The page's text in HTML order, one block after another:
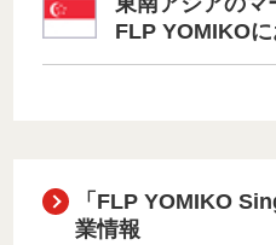
FLP YOMIKO
「FLP YOMIKO
業情報